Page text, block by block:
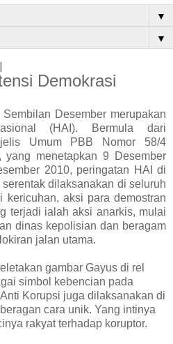
▼
▼
Demokrasi
Desember merupakan
(HAI). Bermula dari
Umum PBB Nomor 58/4
menetapkan 9 Desember
2010, peringatan HAI di
dilaksanakan di seluruh
kericuhan, aksi para demostran
terjadi ialah aksi anarkis, mulai
dinas kepolisian dan beragam
jalan utama.
gambar Gayus di rel
simbol kebencian pada
Korupsi juga dilaksanakan di
cara unik. Yang intinya
rakyat terhadap koruptor.